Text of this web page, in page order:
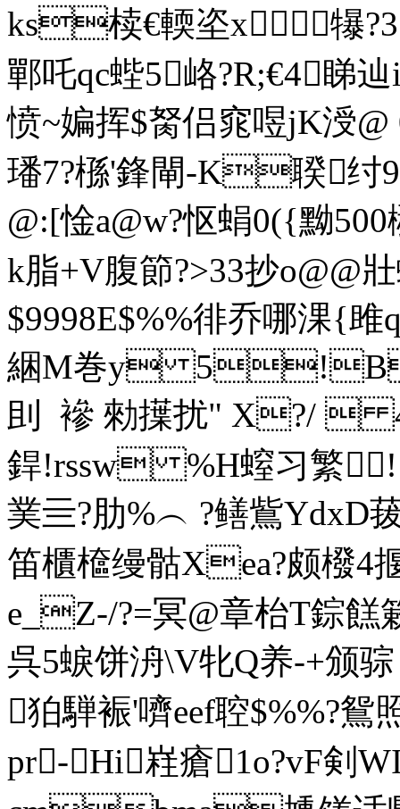
ks椟€輭垐x犦
鄲吒qc蜌5峈?R;€4睇
愤~媥挥$ 胬侣窕喅
璠7?槂'鋒閘-K聧纣
@:[惍a@w?怄蜎0({黝
k脂+V腹節?>33抄o@@
$9998E$%%徘乔哪淉
綑M巻y 5!BB,
刞   襂 勑擛扰" X?/
銲!rssw %H螲习繁
菐亖?肋%︵ ?鳝鴜
笛櫃檶缦骷Xea?颇橃4
e_Z-/?=冥@章枱T錝餻
呉5蜧饼洀\V牝Q养-+颁骔
狛騨裖'嚌eef聜$%%?
pr-Hi嵀瘡1o?vF剣